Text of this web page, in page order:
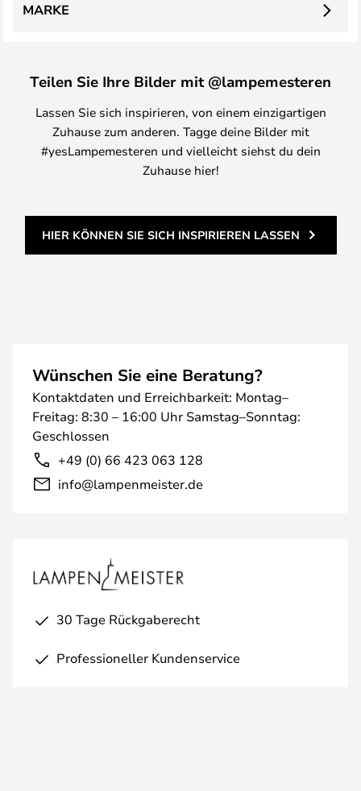
MARKE
Teilen Sie Ihre Bilder mit @lampemesteren
Lassen Sie sich inspirieren, von einem einzigartigen
Zuhause zum anderen. Tagge deine Bilder mit
#yesLampemesteren und vielleicht siehst du dein
Zuhause hier!
HIER KÖNNEN SIE SICH INSPIRIEREN LASSEN
Wünschen Sie eine Beratung?
Kontaktdaten und Erreichbarkeit: Montag–
Freitag: 8:30 – 16:00 Uhr Samstag–Sonntag:
Geschlossen
+49 (0) 66 423 063 128
info@lampenmeister.de
30 Tage Rückgaberecht
Professioneller Kundenservice